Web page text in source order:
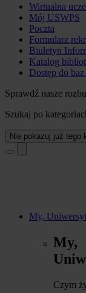
Wirtualna
Mój USWPS
Poczta
Formularz
Biuletyn
Katalog
Dostęp do
Sprawdź nasze
Szukaj po
Nie pokazuj już tego
My,
My,
Czym